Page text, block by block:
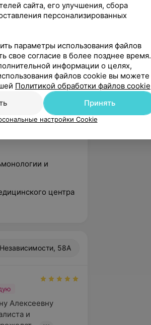
в ВРТ»
в условиях
and
человека
и
центра
58А
Алексеевну
и
сайта, его улучшения, сбора
персонализированных
параметры использования файлов
свое согласие в более позднее время.
информации о целях,
файлов cookie вы можете
Политикой обработки файлов cookie
Принять
настройки Cookie